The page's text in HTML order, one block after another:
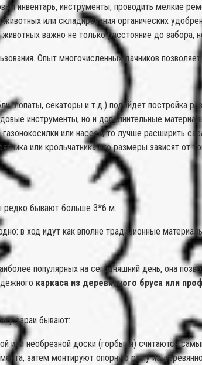
инвентарь, инструменты, проводить мелкие
или складирования органических
животных важно не только расстояние до
Опыт многочисленных дачников
лопаты, секаторы и т.д.) подойдет постройка
инструменты, но и дополнительные
газонокосилки или насоса, то лучше расширить
или крольчатника его размеры зависят
редко бывают больше 3*6 м.
в ход идут как вполне традиционные
популярных на сегодняшний день, она
каркаса из деревянного бруса или
сараи бывают:
или необрезной доски (горбыля) считаются
затем монтируют опорную раму из